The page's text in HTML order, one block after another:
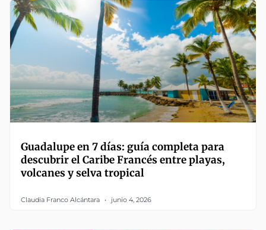
Guadalupe en 7 días: guía completa para
descubrir el Caribe Francés entre playas,
volcanes y selva tropical
Claudia Franco Alcántara junio 4, 2026